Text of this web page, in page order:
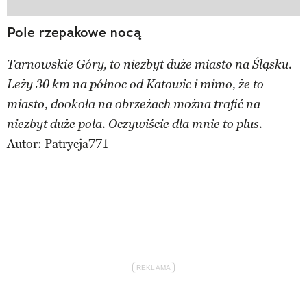
Pole rzepakowe nocą
Tarnowskie Góry, to niezbyt duże miasto na Śląsku.
Leży 30 km na północ od Katowic i mimo, że to
miasto, dookoła na obrzeżach można trafić na
niezbyt duże pola. Oczywiście dla mnie to plus.
Autor: Patrycja771